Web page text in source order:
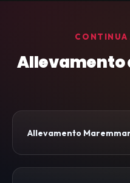
CONTINUA
Allevamento
Allevamento